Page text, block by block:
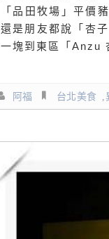
「品田牧場」平價
還是朋友都說「杏
一塊到東區「Anzu
阿福 台北美食